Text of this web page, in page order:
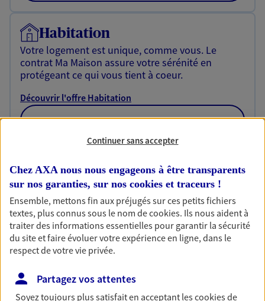
Habitation
Votre logement est unique, comme vous. Le
contrat Ma Maison assure votre sérénité en
protégeant ce qui vous tient à coeur.
Découvrir l'offre Habitation
OBTENIR UN TARIF EN LIGNE
Garantie Accidents de la Vie
Bricoleuse, féru de jardinage, pâtissier en herbe
ou grande lectrice… personne n'est à l'abri d'un
accident du quotidien. Avec Ma Protection
Accident, protégez votre qualité de vie et vos
revenus.
Découvrir l'offre Garantie Accidents de la Vie
OBTENIR UN TARIF EN LIGNE
Continuer sans accepter
Chez AXA nous nous engageons à être transparents
sur nos garanties, sur nos cookies et traceurs !
Ensemble, mettons fin aux préjugés sur ces petits fichiers
textes, plus connus sous le nom decookies. Ils nous aident à
traiter des informations essentielles pour garantir la sécurité
du site et faire évoluer votre expérience en ligne, dans le
respect de votre vie privée.
Partagez vos attentes
Soyez toujours plus satisfait en acceptant lescookiesde